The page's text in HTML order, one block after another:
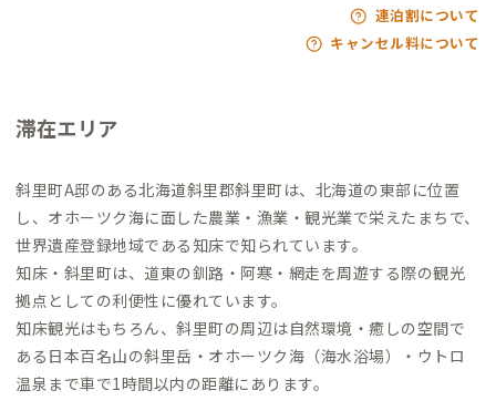
連泊割について
キャンセル料について
滞在エリア
斜里町A邸のある北海道斜里郡斜里町は、北海道の東部に位置
し、オホーツク海に面した農業・漁業・観光業で栄えたまちで、
世界遺産登録地域である知床で知られています。
知床・斜里町は、道東の釧路・阿寒・網走を周遊する際の観光
拠点としての利便性に優れています。
知床観光はもちろん、斜里町の周辺は自然環境・癒しの空間で
ある日本百名山の斜里岳・オホーツク海（海水浴場）・ウトロ
温泉まで車で1時間以内の距離にあります。